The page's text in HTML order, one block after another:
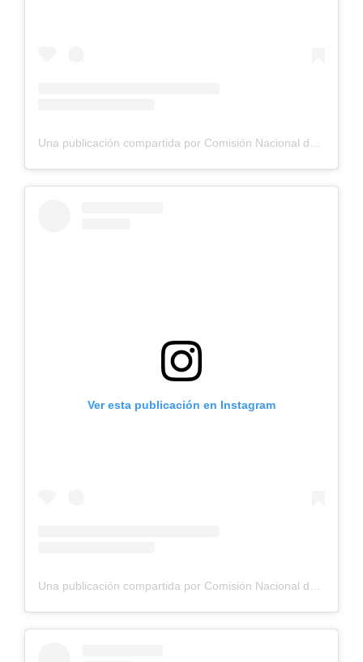
Ver esta publicación en Instagram
Una publicación compartida por Comisión Nacional de Riego (@cnrchile)